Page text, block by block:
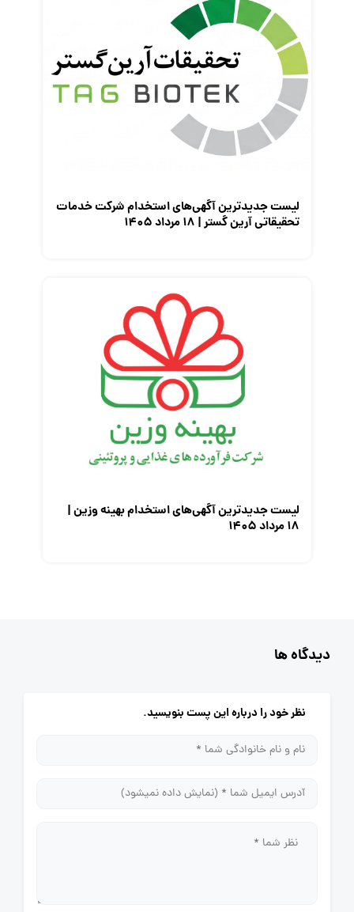
لیست جدیدترین آگهی‌های استخدام شرکت خدمات
تحقیقاتی آرین گستر | ۱۸ مرداد ۱۴۰۵
لیست جدیدترین آگهی‌های استخدام بهینه وزین |
۱۸ مرداد ۱۴۰۵
دیدگاه ها
نظر خود را درباره این پست بنویسید.